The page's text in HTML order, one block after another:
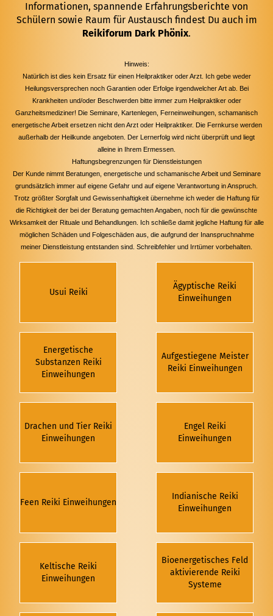
Informationen, spannende Erfahrungsberichte von
Schülern sowie Raum für Austausch findest Du auch im
Reikiforum Dark Phönix.
Hinweis:
Natürlich ist dies kein Ersatz für einen Heilpraktiker oder Arzt. Ich gebe weder
Heilungsversprechen noch Garantien oder Erfolge irgendwelcher Art ab. Bei
Krankheiten und/oder Beschwerden bitte immer zum Heilpraktiker oder
Ganzheitsmediziner! Die Seminare, Kartenlegen, Ferneinweihungen, schamanisch
energetische Arbeit ersetzen nicht den Arzt oder Heilpraktiker. Die Fernkurse werden
außerhalb der Heilkunde angeboten. Der Lernerfolg wird nicht überprüft und liegt
alleine in Ihrem Ermessen.
Haftungsbegrenzungen für Dienstleistungen
Der Kunde nimmt Beratungen, energetische und schamanische Arbeit und Seminare
grundsätzlich immer auf eigene Gefahr und auf eigene Verantwortung in Anspruch.
Trotz größter Sorgfalt und Gewissenhaftigkeit übernehme ich weder die Haftung für
die Richtigkeit der bei der Beratung gemachten Angaben, noch für die gewünschte
Wirksamkeit der Rituale und Behandlungen. Ich schließe damit jegliche Haftung für alle
möglichen Schäden und Folgeschäden aus, die aufgrund der Inanspruchnahme
meiner Dienstleistung entstanden sind. Schreibfehler und Irrtümer vorbehalten.
Usui Reiki
Ägyptische Reiki
Einweihungen
Energetische
Substanzen Reiki
Einweihungen
Aufgestiegene Meister
Reiki Einweihungen
Drachen und Tier Reiki
Einweihungen
Engel Reiki
Einweihungen
Feen Reiki Einweihungen
Indianische Reiki
Einweihungen
Keltische Reiki
Einweihungen
Bioenergetisches Feld
aktivierende Reiki
Systeme